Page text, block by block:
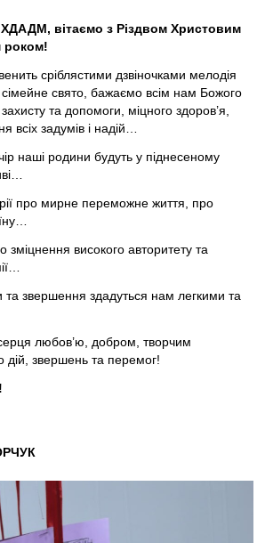
вітаємо з Різдвом Христовим
роком!
сріблястими дзвіночками мелодія
свято, бажаємо всім нам Божого
та допомоги, міцного здоров’я,
всіх задумів і надій…
наші родини будуть у піднесеному
про мирне переможне життя, про
зміцнення високого авторитету та
та звершення здадуться нам легкими та
любов’ю, добром, творчим
дій, звершень та перемог!